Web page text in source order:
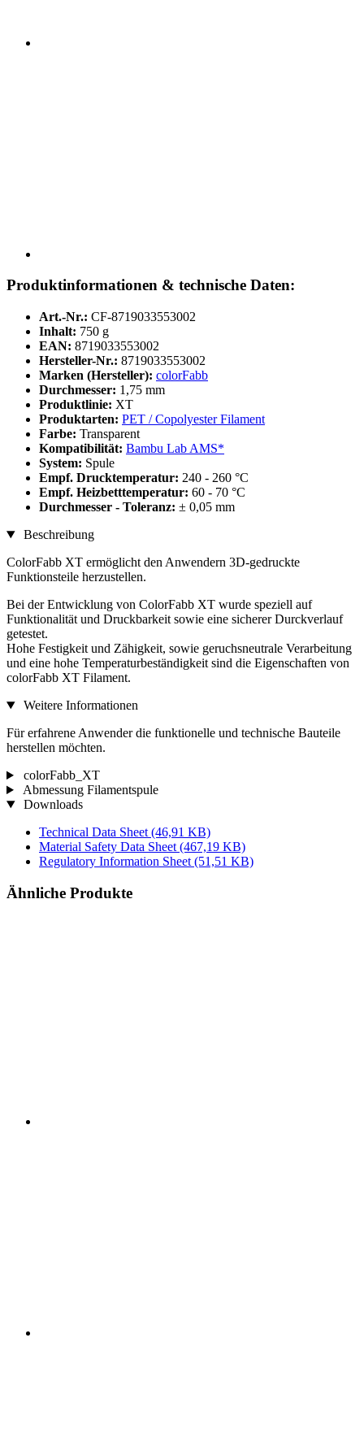
Produktinformationen & technische Daten:
Art.-Nr.: CF-8719033553002
Inhalt: 750 g
EAN: 8719033553002
Hersteller-Nr.: 8719033553002
Marken (Hersteller): colorFabb
Durchmesser: 1,75 mm
Produktlinie: XT
Produktarten: PET / Copolyester Filament
Farbe: Transparent
Kompatibilität: Bambu Lab AMS*
System: Spule
Empf. Drucktemperatur: 240 - 260 °C
Empf. Heizbetttemperatur: 60 - 70 °C
Durchmesser - Toleranz: ± 0,05 mm
Beschreibung
ColorFabb XT ermöglicht den Anwendern 3D-gedruckte
Funktionsteile herzustellen.
Bei der Entwicklung von ColorFabb XT wurde speziell auf
Funktionalität und Druckbarkeit sowie eine sicherer Durckverlauf
getestet.
Hohe Festigkeit und Zähigkeit, sowie geruchsneutrale Verarbeitung
und eine hohe Temperaturbeständigkeit sind die Eigenschaften von
colorFabb XT Filament.
Weitere Informationen
Für erfahrene Anwender die funktionelle und technische Bauteile
herstellen möchten.
colorFabb_XT
Abmessung Filamentspule
Downloads
Technical Data Sheet (46,91 KB)
Material Safety Data Sheet (467,19 KB)
Regulatory Information Sheet (51,51 KB)
Ähnliche Produkte